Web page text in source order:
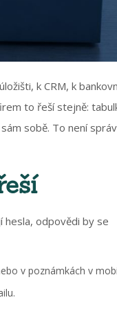
k CRM, k
to řeší stejně:
sobě. To není
hesla, odpovědi by se
v poznámkách v